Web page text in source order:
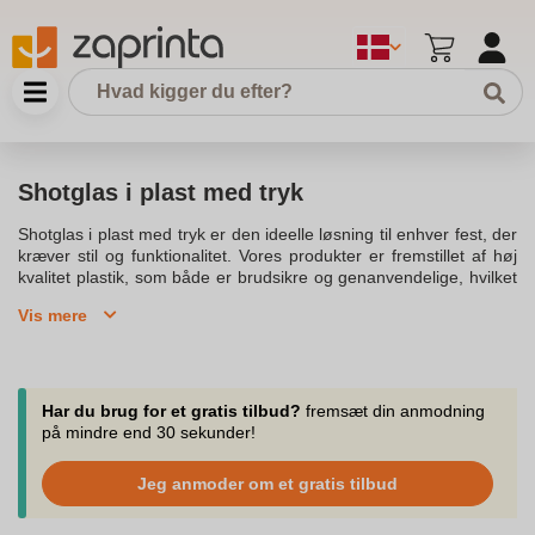
Shotglas i plast med tryk
Shotglas i plast med tryk er den ideelle løsning til enhver fest, der
kræver stil og funktionalitet. Vores produkter er fremstillet af høj
kvalitet plastik, som både er brudsikre og genanvendelige, hvilket
vaskes i opvaskemaskinen uden at miste deres form eller æstetik,
shotglas tåler opvask og er designet til at holde i lang tid uden
skår, hvilket gør dem til et fremragende valg til enhver
lejlighed.Hos os kan du også få plastikkrus med logo, så du kan
tilbyder forskellige typer, former og størrelser, som passer til
enhver smag og anledning. Dit logo kan uploades og trykkes på
produktet, hvilket giver en personlig touch til enhver festlig
Vis mere
Har du brug for et gratis tilbud? fremsæt din anmodning
på mindre end 30 sekunder!
Jeg anmoder om et gratis tilbud